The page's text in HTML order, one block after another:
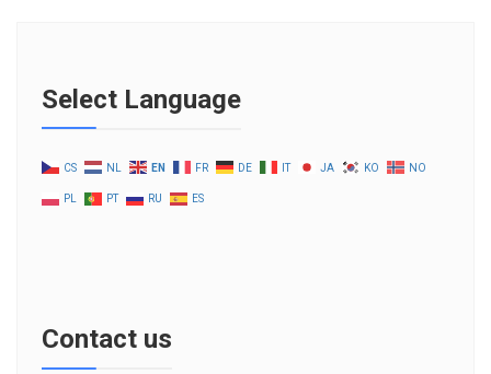
Select Language
CS NL EN FR DE IT JA KO NO
PL PT RU ES
Contact us